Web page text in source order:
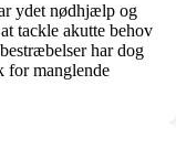
ydet nødhjælp og
tackle akutte behov
har dog
for manglende